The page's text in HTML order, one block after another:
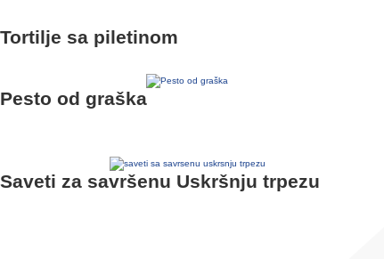
Tortilje sa piletinom
Pesto od graška
Saveti za savršenu Uskršnju trpezu